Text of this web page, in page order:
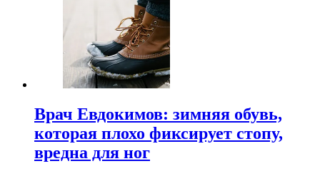
Врач Евдокимов: зимняя обувь,
которая плохо фиксирует стопу,
вредна для ног